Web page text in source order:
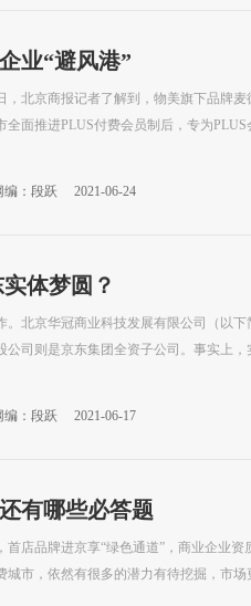
业“避风港”
北京商报记者了解到，物美旗下品牌
全面推进PLUS付费会员制后，专为
编：段跃 2021-06-24
体梦圆？
北京华冠商业科技发展有限公司（以
司则是京东集团全资子公司。事实上，
编：段跃 2021-06-17
有哪些必答题
首店品牌进京享“绿色通道”，商业企业
城市，依然有很多的潜力有待挖掘，市场